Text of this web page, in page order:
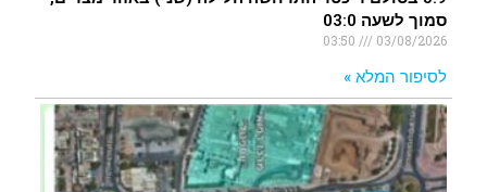
סמוך לשעה 03:0
03/08/2026
לסיפור המלא »